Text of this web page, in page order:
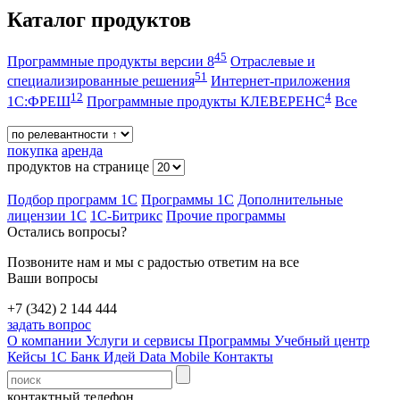
Каталог продуктов
Программные продукты версии 845 Отраслевые и
специализированные решения51 Интернет-приложения
1С:ФРЕШ12 Программные продукты КЛЕВЕРЕНС4 Все
покупка аренда
продуктов на странице
Подбор программ 1С Программы 1С Дополнительные
лицензии 1С 1С-Битрикс Прочие программы
Остались вопросы?
Позвоните нам и мы с радостью ответим на все
Ваши вопросы
+7 (342) 2 144 444
задать вопрос
О компании Услуги и сервисы Программы Учебный центр
Кейсы 1С Банк Идей Data Mobile Контакты
контактный телефон